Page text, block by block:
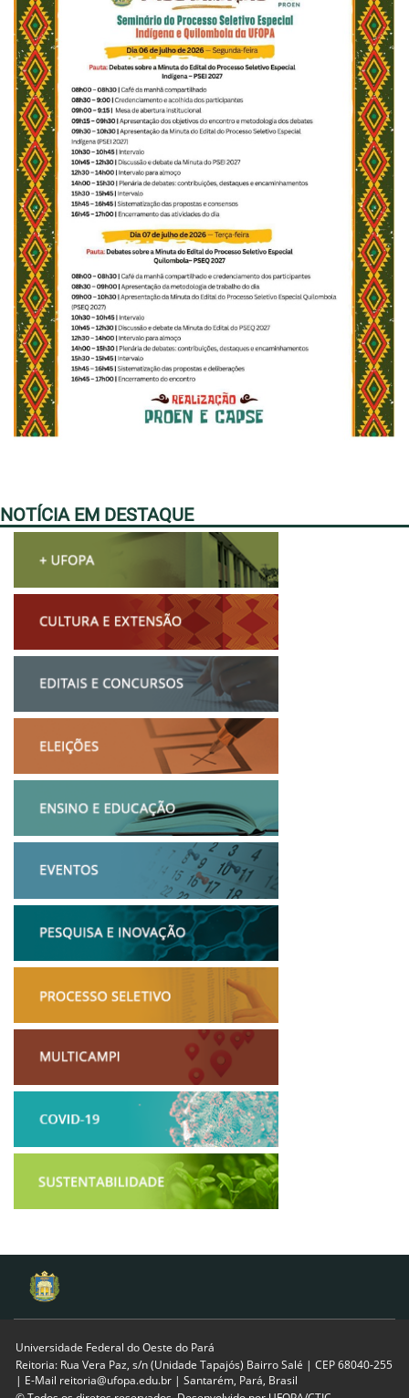
NOTÍCIA EM DESTAQUE
Universidade Federal do Oeste do Pará
Reitoria: Rua Vera Paz, s/n (Unidade Tapajós) Bairro Salé | CEP 68040-255
| E-Mail reitoria@ufopa.edu.br | Santarém, Pará, Brasil